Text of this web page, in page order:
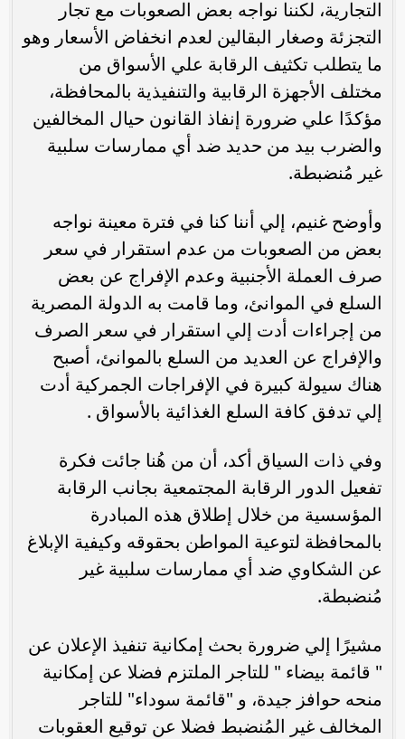
التجارية، لكننا نواجه بعض الصعوبات مع تجار
التجزئة وصغار البقالين لعدم انخفاض الأسعار وهو
ما يتطلب تكثيف الرقابة علي الأسواق من
مختلف الأجهزة الرقابية والتنفيذية بالمحافظة،
مؤكدًا علي ضرورة إنفاذ القانون حيال المخالفين
والضرب بيد من حديد ضد أي ممارسات سلبية
غير مُنضبطة.
وأوضح غنيم، إلي أننا كنا في فترة معينة نواجه
بعض من الصعوبات من عدم استقرار في سعر
صرف العملة الأجنبية وعدم الإفراج عن بعض
السلع في الموانئ، وما قامت به الدولة المصرية
من إجراءات أدت إلي استقرار في سعر الصرف
والإفراج عن العديد من السلع بالموانئ، أصبح
هناك سيولة كبيرة في الإفراجات الجمركية أدت
إلي تدفق كافة السلع الغذائية بالأسواق .
وفي ذات السياق أكد، أن من هُنا جائت فكرة
تفعيل الدور الرقابة المجتمعية بجانب الرقابة
المؤسسية من خلال إطلاق هذه المبادرة
بالمحافظة لتوعية المواطن بحقوقه وكيفية الإبلاغ
عن الشكاوي ضد أي ممارسات سلبية غير
مُنضبطة.
مشيرًا إلي ضرورة بحث إمكانية تنفيذ الإعلان عن
" قائمة بيضاء " للتاجر الملتزم فضلا عن إمكانية
منحه حوافز جيدة، و "قائمة سوداء" للتاجر
المخالف غير المُنضبط فضلا عن توقيع العقوبات